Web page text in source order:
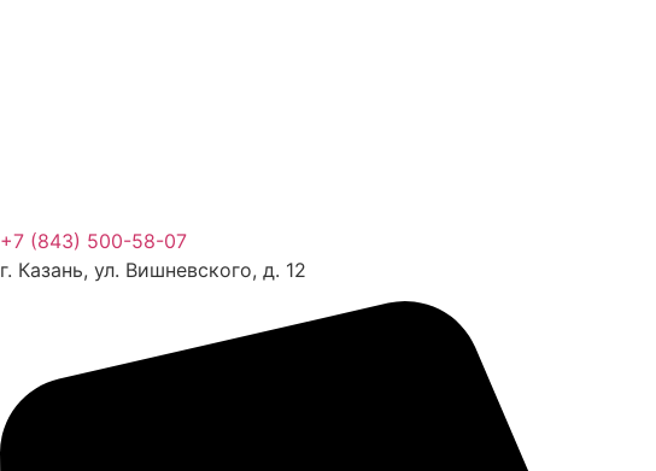
+7 (843) 500-58-07
г. Казань, ул. Вишневского, д. 12